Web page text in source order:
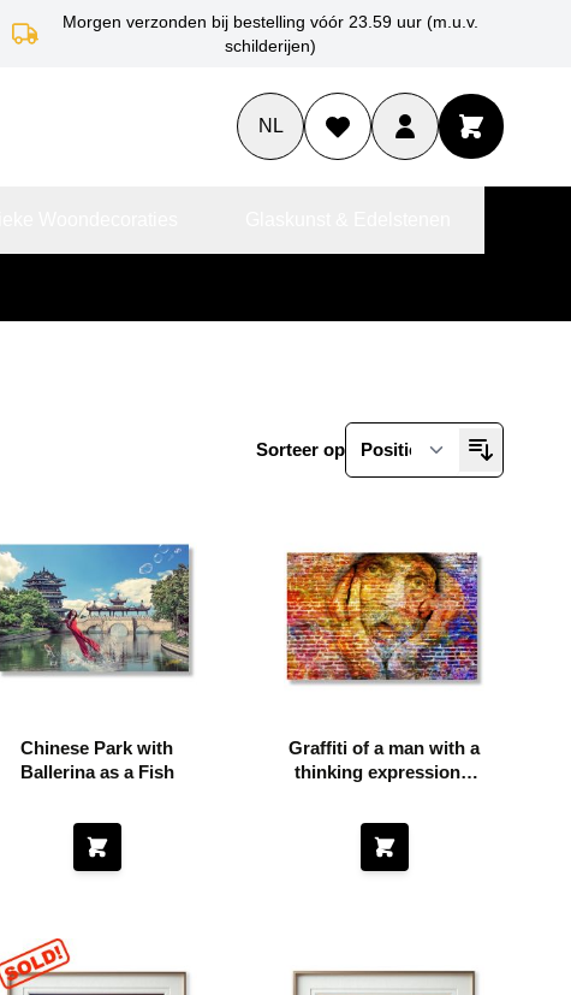
Morgen verzonden bij bestelling vóór 23.59 uur (m.u.v.
schilderijen)
NL
Sorteer op
Chinese Park with
Ballerina as a Fish
Graffiti of a man with a
thinking expressional